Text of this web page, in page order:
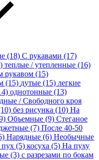
(18) С рукавами (17)
теплые / утепленные (16)
рукавом (15)
(15) дутые (15) легкие
однотонные (13)
/ Свободного кроя
без рисунка (10) На
Объемные (9) Стеганое
(7) После 40-50
Нарядные (6) Необычные
(5) косуха (5) На пуху
(3) с разрезами по бокам